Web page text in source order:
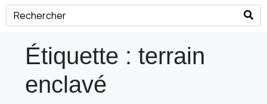
Étiquette :terrain
enclavé